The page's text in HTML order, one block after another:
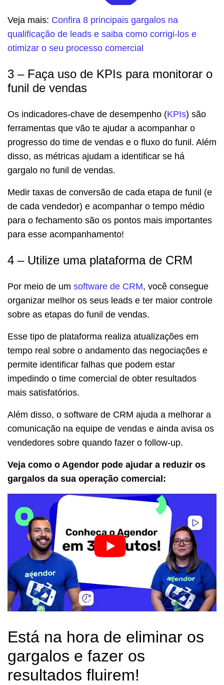
Veja mais: Confira 8 principais gargalos na
qualificação de leads e saiba como corrigi-los e
otimizar o seu processo comercial
3 – Faça uso de KPIs para monitorar o
funil de vendas
Os indicadores-chave de desempenho (KPIs) são
ferramentas que vão te ajudar a acompanhar o
progresso do time de vendas e o fluxo do funil. Além
disso, as métricas ajudam a identificar se há
gargalo no funil de vendas.
Medir taxas de conversão de cada etapa de funil (e
de cada vendedor) e acompanhar o tempo médio
para o fechamento são os pontos mais importantes
para esse acompanhamento!
4 – Utilize uma plataforma de CRM
Por meio de um software de CRM, você consegue
organizar melhor os seus leads e ter maior controle
sobre as etapas do funil de vendas.
Esse tipo de plataforma realiza atualizações em
tempo real sobre o andamento das negociações e
permite identificar falhas que podem estar
impedindo o time comercial de obter resultados
mais satisfatórios.
Além disso, o software de CRM ajuda a melhorar a
comunicação na equipe de vendas e ainda avisa os
vendedores sobre quando fazer o follow-up.
Veja como o Agendor pode ajudar a reduzir os
gargalos da sua operação comercial:
Está na hora de eliminar os
gargalos e fazer os
resultados fluirem!